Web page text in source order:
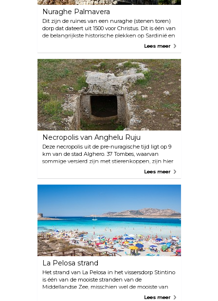
Nuraghe Palmavera
Dit zijn de ruïnes van een nuraghe (stenen toren)
dorp dat dateert uit 1500 voor Christus. Dit is één van
de belangrijkste historische plekken op Sardinië en
hier kun je de centrale kalkstenen toren enLees meer
Necropolis van Anghelu Ruju
Deze necropolis uit de pre-nuragische tijd ligt op 9
km van de stad Alghero. 37 Tombes, waarvan
sommige versierd zijn met stierenkoppen, zijn hier
te bezoeken. Op slechts 1 km van de ruïnes kun je
Vitivinicola, waar replica's van enkele vondsten te
zien zijn.
Lees meer
La Pelosa strand
Het strand van La Pelosa in het vissersdorp Stintino
is één van de mooiste stranden van de
Middellandse Zee, misschien wel de mooiste van
allemaal. Dus als je op Sardinië bent mag je ditLees meer